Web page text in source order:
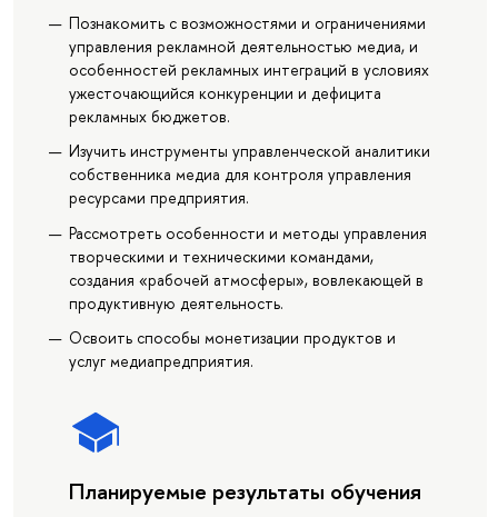
Познакомить с возможностями и ограничениями
управления рекламной деятельностью медиа, и
особенностей рекламных интеграций в условиях
ужесточающийся конкуренции и дефицита
рекламных бюджетов.
Изучить инструменты управленческой аналитики
собственника медиа для контроля управления
ресурсами предприятия.
Рассмотреть особенности и методы управления
творческими и техническими командами,
создания «рабочей атмосферы», вовлекающей в
продуктивную деятельность.
Освоить способы монетизации продуктов и
услуг медиапредприятия.
Планируемые результаты обучения